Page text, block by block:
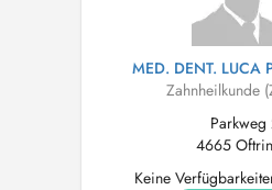
MED. DENT. LUCA
Zahnheilkunde
Parkweg
4665
Keine